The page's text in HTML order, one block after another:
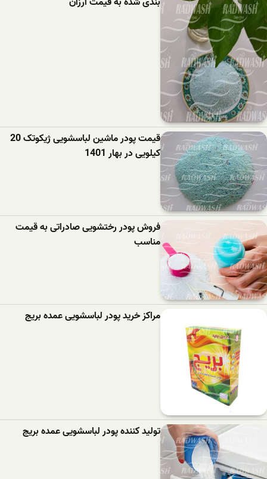
قیمت پودر ماشین لباسشویی ژیکوتک 20
کیلویی در بهار 1401
فروش پودر رختشویی صادراتی به قیمت
مناسب
مراکز خرید پودر لباسشویی عمده بریج
تولید کننده پودر لباسشویی عمده بریج